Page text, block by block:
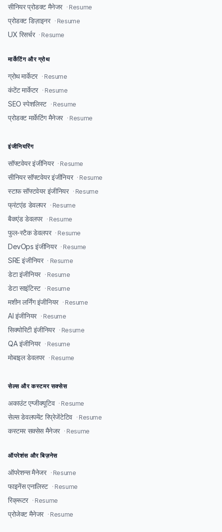
सीनियर प्रोडक्ट मैनेजर · Resume
प्रोडक्ट डिज़ाइनर · Resume
UX रिसर्चर · Resume
मार्केटिंग और ग्रोथ
ग्रोथ मार्केटर · Resume
कंटेंट मार्केटर · Resume
SEO स्पेशलिस्ट · Resume
प्रोडक्ट मार्केटिंग मैनेजर · Resume
इंजीनियरिंग
सॉफ्टवेयर इंजीनियर · Resume
सीनियर सॉफ्टवेयर इंजीनियर · Resume
स्टाफ सॉफ्टवेयर इंजीनियर · Resume
फ्रंटएंड डेवलपर · Resume
बैकएंड डेवलपर · Resume
फुल-स्टैक डेवलपर · Resume
DevOps इंजीनियर · Resume
SRE इंजीनियर · Resume
डेटा इंजीनियर · Resume
डेटा साइंटिस्ट · Resume
मशीन लर्निंग इंजीनियर · Resume
AI इंजीनियर · Resume
सिक्योरिटी इंजीनियर · Resume
QA इंजीनियर · Resume
मोबाइल डेवलपर · Resume
सेल्स और कस्टमर सक्सेस
अकाउंट एग्जीक्यूटिव · Resume
सेल्स डेवलपमेंट रिप्रेजेंटेटिव · Resume
कस्टमर सक्सेस मैनेजर · Resume
ऑपरेशंस और बिज़नेस
ऑपरेशन्स मैनेजर · Resume
फाइनेंस एनालिस्ट · Resume
रिक्रूटर · Resume
प्रोजेक्ट मैनेजर · Resume